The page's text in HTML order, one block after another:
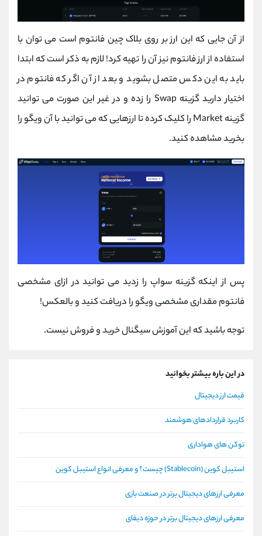
از آن جایی که این ارز بر روی بلاک چین فانتوم است می توان با
استفاده از ارز فانتوم نیز آن را تهیه کرد! لازم به ذکر است که ابتدا
باید به این دکس متصل بشوید و بعد از آن اگر که فانتوم در
اختیار دارید گزینه Swap را زده و در غیر این صورت می توانید
گزینه Market را کلیک کرده تا ارزهایی که می توانید با آن ویگو را
بخرید مشاهده کنید.
پس از اینکه گزینه سواپ را زدید می توانید در ازای مشخصی
فانتوم مقداری مشخصی ویگو را دریافت کنید و بالعکس!
توجه باشید که این آموزش سیگنال خرید و فروش نیست.
در این باره بیشتر بخوانید
قیمت ارز دیجیتال
کاربرد قراردادهای هوشمند
توکن های هواداری
استیبل کوین (Stablecoin) چیست؟ و معرفی انواع استیبل کوین
معرفی ارزهای دیجیتال برتر در صنعت بازی
معرفی ارزهای دیجیتال برتر در حوزه دیفای